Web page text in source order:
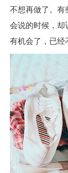
不想再做了。
会说的时候，
有机会了，已经